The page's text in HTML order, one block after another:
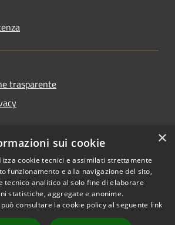
trasparente
accessibilità
Copyright © 2026 • Comune di
Erba • Powered by
×
sui cookie
cookie tecnici e assimilati strettamente
funzionamento e alla navigazione del sito,
tecnico analitico al solo fine di elaborare
statistiche, aggregate e anonime.
consultare la cookie policy al seguente link